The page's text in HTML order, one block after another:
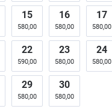
15
580,00
16
580,00
17
580,00
22
590,00
23
580,00
24
580,00
29
580,00
30
580,00